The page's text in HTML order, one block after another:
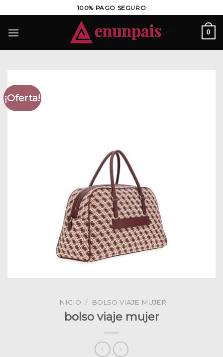
al
contenido
100% PAGO SEGURO
0
¡Oferta!
INICIO / BOLSO VIAJE MUJER
bolso viaje mujer